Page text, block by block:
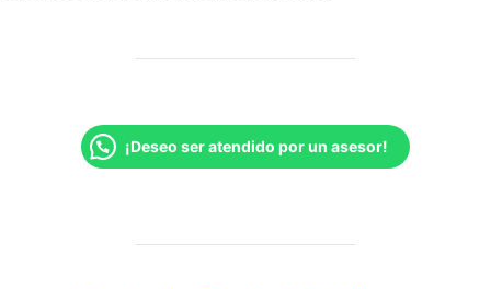
¡Deseo ser atendido por un asesor!